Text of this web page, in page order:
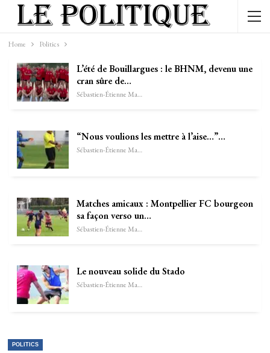
Home Politics
L’été de Bouillargues : le BHNM, devenu une
cran sûre de…
Sébastien-Étienne Marechal
“Nous voulions les mettre à l’aise…”…
Sébastien-Étienne Marechal
Matches amicaux : Montpellier FC bourgeon
sa façon verso un…
Sébastien-Étienne Marechal
Le nouveau solide du Stado
Sébastien-Étienne Marechal
POLITICS